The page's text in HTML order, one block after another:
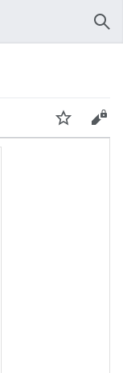
Beobachten Bearbeiten